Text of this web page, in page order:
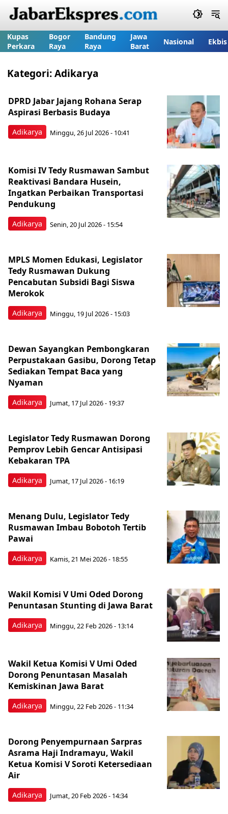
Kupas
Perkara
Bogor
Raya
Bandung
Raya
Jawa
Barat
Nasional Ekbis
Kategori:Adikarya
Adikarya
DPRD Jabar Jajang Rohana Serap
Aspirasi Berbasis Budaya
Minggu, 26 Jul 2026 - 10:41
Adikarya
Komisi IV Tedy Rusmawan Sambut
Reaktivasi Bandara Husein,
Ingatkan Perbaikan Transportasi
Pendukung
Senin, 20 Jul 2026 - 15:54
Adikarya
MPLS Momen Edukasi, Legislator
Tedy Rusmawan Dukung
Pencabutan Subsidi Bagi Siswa
Merokok
Minggu, 19 Jul 2026 - 15:03
Adikarya
Dewan Sayangkan Pembongkaran
Perpustakaan Gasibu, Dorong Tetap
Sediakan Tempat Baca yang
Nyaman
Jumat, 17 Jul 2026 - 19:37
Adikarya
Legislator Tedy Rusmawan Dorong
Pemprov Lebih Gencar Antisipasi
Kebakaran TPA
Jumat, 17 Jul 2026 - 16:19
Adikarya
Menang Dulu, Legislator Tedy
Rusmawan Imbau Bobotoh Tertib
Pawai
Kamis, 21 Mei 2026 - 18:55
Adikarya
Wakil Komisi V Umi Oded Dorong
Penuntasan Stunting di Jawa Barat
Minggu, 22 Feb 2026 - 13:14
Adikarya
Wakil Ketua Komisi V Umi Oded
Dorong Penuntasan Masalah
Kemiskinan Jawa Barat
Minggu, 22 Feb 2026 - 11:34
Adikarya
Dorong Penyempurnaan Sarpras
Asrama Haji Indramayu, Wakil
Ketua Komisi V Soroti Ketersediaan
Air
Jumat, 20 Feb 2026 - 14:34